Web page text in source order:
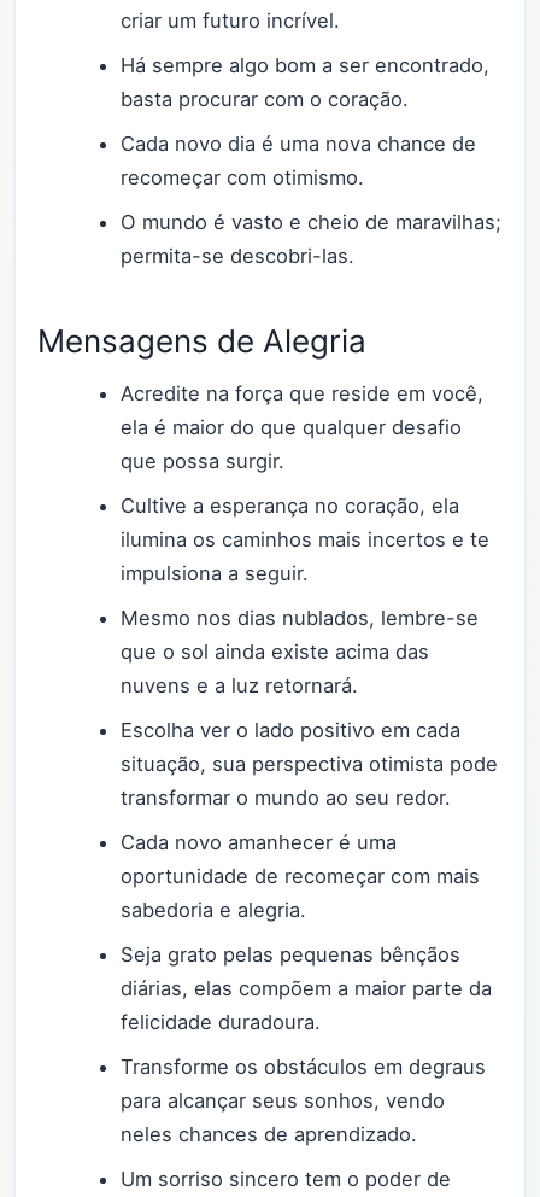
criar um futuro incrível.
Há sempre algo bom a ser encontrado,
basta procurar com o coração.
Cada novo dia é uma nova chance de
recomeçar com otimismo.
O mundo é vasto e cheio de maravilhas;
permita-se descobri-las.
Mensagens de Alegria
Acredite na força que reside em você,
ela é maior do que qualquer desafio
que possa surgir.
Cultive a esperança no coração, ela
ilumina os caminhos mais incertos e te
impulsiona a seguir.
Mesmo nos dias nublados, lembre-se
que o sol ainda existe acima das
nuvens e a luz retornará.
Escolha ver o lado positivo em cada
situação, sua perspectiva otimista pode
transformar o mundo ao seu redor.
Cada novo amanhecer é uma
oportunidade de recomeçar com mais
sabedoria e alegria.
Seja grato pelas pequenas bênçãos
diárias, elas compõem a maior parte da
felicidade duradoura.
Transforme os obstáculos em degraus
para alcançar seus sonhos, vendo
neles chances de aprendizado.
Um sorriso sincero tem o poder de